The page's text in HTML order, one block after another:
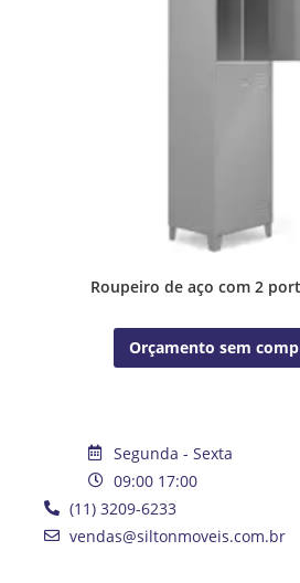
Roupeiro de aço com 2
Orçamento sem
Segunda - Sexta
09:00 17:00
(11) 3209-6233
vendas@siltonmoveis.com.br